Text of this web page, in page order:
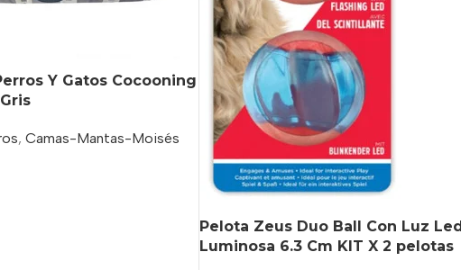
Y Gatos Cocooning
, Camas-Mantas-Moisés
Pelota Zeus Duo Ball Con Luz Led
Luminosa 6.3 Cm KIT X 2 pelotas